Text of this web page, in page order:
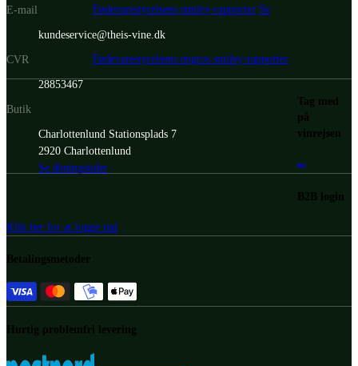
E-mail
kundeservice@theis-vine.dk
CVR
28853467
Butik
Charlottenlund Stationsplads 7
2920 Charlottenlund
Se åbningstider
Fødevarestyrelsens smiley-rapporter Se
Fødevarestyrelsens engros smiley-rapporter
Tag med
på
vinrejsen
B2B login
Klik her for at logge ind
Betalingsmetoder
Hurtig problemfri levering